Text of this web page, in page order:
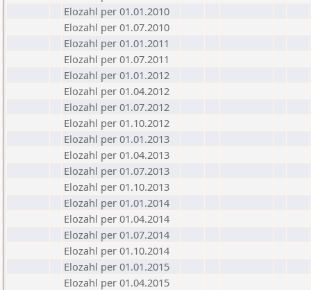
Elozahl per 01.01.2010
Elozahl per 01.07.2010
Elozahl per 01.01.2011
Elozahl per 01.07.2011
Elozahl per 01.01.2012
Elozahl per 01.04.2012
Elozahl per 01.07.2012
Elozahl per 01.10.2012
Elozahl per 01.01.2013
Elozahl per 01.04.2013
Elozahl per 01.07.2013
Elozahl per 01.10.2013
Elozahl per 01.01.2014
Elozahl per 01.04.2014
Elozahl per 01.07.2014
Elozahl per 01.10.2014
Elozahl per 01.01.2015
Elozahl per 01.04.2015